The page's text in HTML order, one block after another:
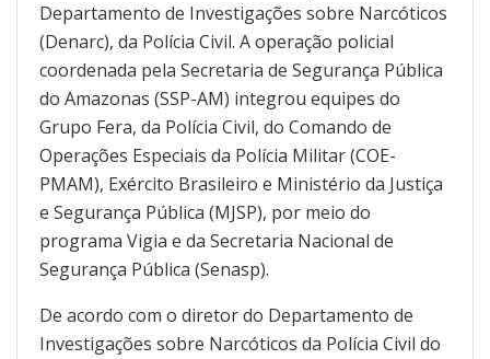
Departamento de Investigações sobre Narcóticos
(Denarc), da Polícia Civil. A operação policial
coordenada pela Secretaria de Segurança Pública
do Amazonas (SSP-AM) integrou equipes do
Grupo Fera, da Polícia Civil, do Comando de
Operações Especiais da Polícia Militar (COE-
PMAM), Exército Brasileiro e Ministério da Justiça
e Segurança Pública (MJSP), por meio do
programa Vigia e da Secretaria Nacional de
Segurança Pública (Senasp).
De acordo com o diretor do Departamento de
Investigações sobre Narcóticos da Polícia Civil do